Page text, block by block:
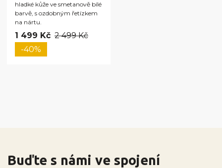
hladké kůže ve smetanově bílé
barvě, s ozdobným řetízkem
na nártu.
1 499 Kč 2 499 Kč
-40%
Buďte s námi ve spojení